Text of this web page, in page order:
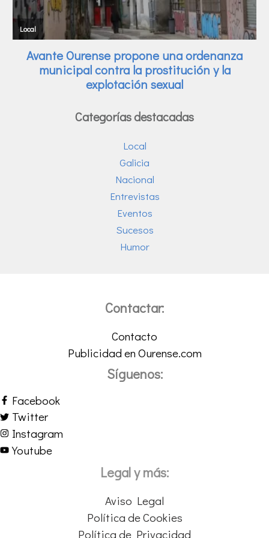
Categorías destacadas
Local
Galicia
Nacional
Entrevistas
Eventos
Sucesos
Humor
Contactar:
Contacto
Publicidad en Ourense.com
Síguenos:
Facebook
Twitter
Instagram
Youtube
Legal y más:
Aviso Legal
Política de Cookies
Política de Privacidad